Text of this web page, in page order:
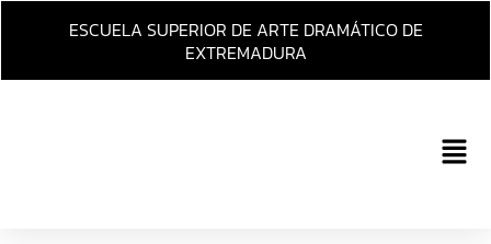
Ir
ESCUELA SUPERIOR DE ARTE DRAMÁTICO DE
EXTREMADURA
Main